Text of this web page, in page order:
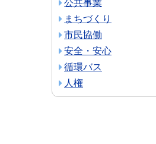
公共事業
まちづくり
市民協働
安全・安心
循環バス
人権